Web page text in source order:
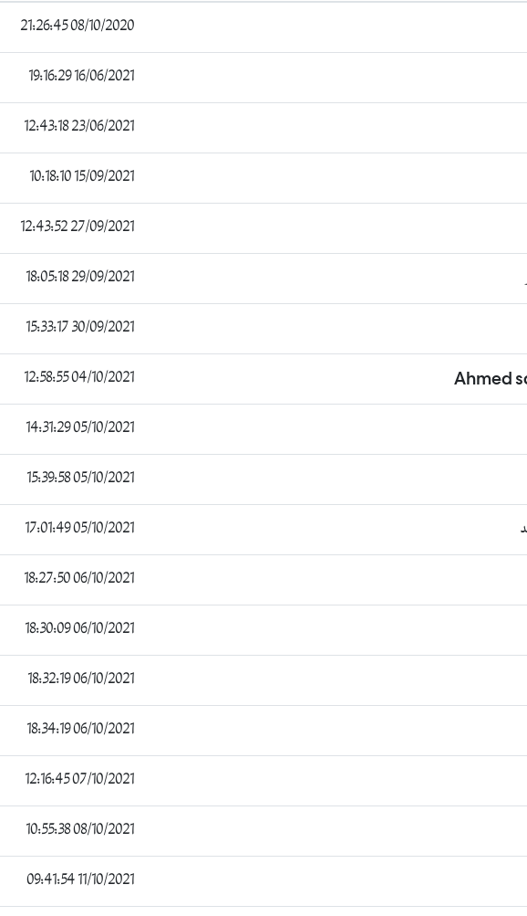
08/10/2020 21:26:45
16/06/2021 19:16:29
23/06/2021 12:43:18
15/09/2021 10:18:10
27/09/2021 12:43:52
29/09/2021 18:05:18
30/09/2021 15:33:17
Ahmed
04/10/2021 12:58:55
05/10/2021 14:31:29
05/10/2021 15:39:58
05/10/2021 17:01:49
06/10/2021 18:27:50
06/10/2021 18:30:09
06/10/2021 18:32:19
06/10/2021 18:34:19
07/10/2021 12:16:45
08/10/2021 10:55:38
11/10/2021 09:41:54